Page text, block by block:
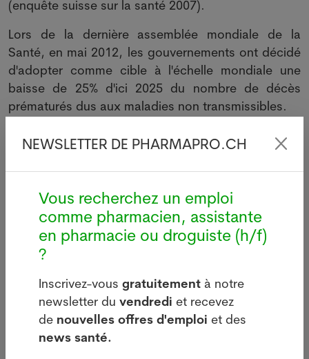
(enquête suisse sur la santé 2007).
Lors de la dernière assemblée mondiale de la
Santé, en mai 2012, les gouvernements ont décidé
d'adopter comme cible à l'échelle mondiale une
baisse de 25% d'ici 2025 du nombre de décès
prématurés dus aux maladies non transmissibles.
"Pour atteindre cette cible, il est important de
prévenir et de combattre l'hypertension artérielle", a
affirmé le Dr Oleg Chestnov, sous-directeur général
de l'OMS chargé des maladies non transmissibles
et de la santé mentale.
Contrôle gratuit jeudi à Genève
A Genève, afin d'encourager le public à surveiller sa
tension, les pharmaciens du canton proposent à
leurs clients la mesure gratuite de la pression
artérielle ce jeudi. Les études menées par les
Hôpitaux universitaires genevois (HUG) montrent
NEWSLETTER DE PHARMAPRO.CH
Vous recherchez un emploi
comme pharmacien, assistante
en pharmacie ou droguiste (h/f)
?
Inscrivez-vous gratuitement à notre
newsletter du vendredi et recevez
de nouvelles offres d'emploi et des
news santé.